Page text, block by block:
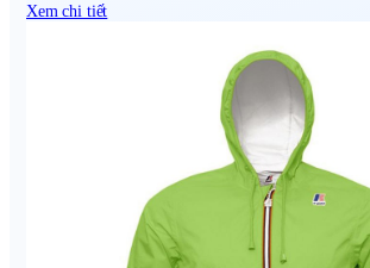
Xem chi tiết